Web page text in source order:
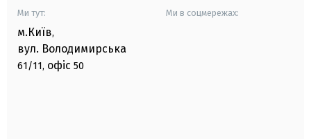
Ми тут:
м.Київ,
вул. Володимирська
61/11, офіс 50
Ми в соцмережах: